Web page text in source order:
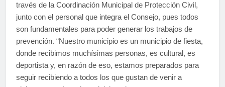
través de la Coordinación Municipal de Protección Civil,
junto con el personal que integra el Consejo, pues todos
son fundamentales para poder generar los trabajos de
prevención. “Nuestro municipio es un municipio de fiesta,
donde recibimos muchísimas personas, es cultural, es
deportista y, en razón de eso, estamos preparados para
seguir recibiendo a todos los que gustan de venir a